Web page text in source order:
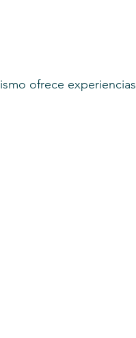
ofrece experiencias